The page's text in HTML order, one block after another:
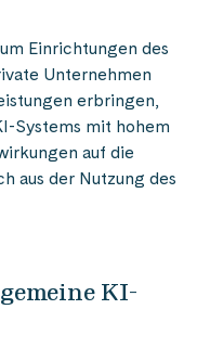
Einrichtungen des
Unternehmen
erbringen,
Systems mit hohem
auf die
aus der Nutzung des
KI-